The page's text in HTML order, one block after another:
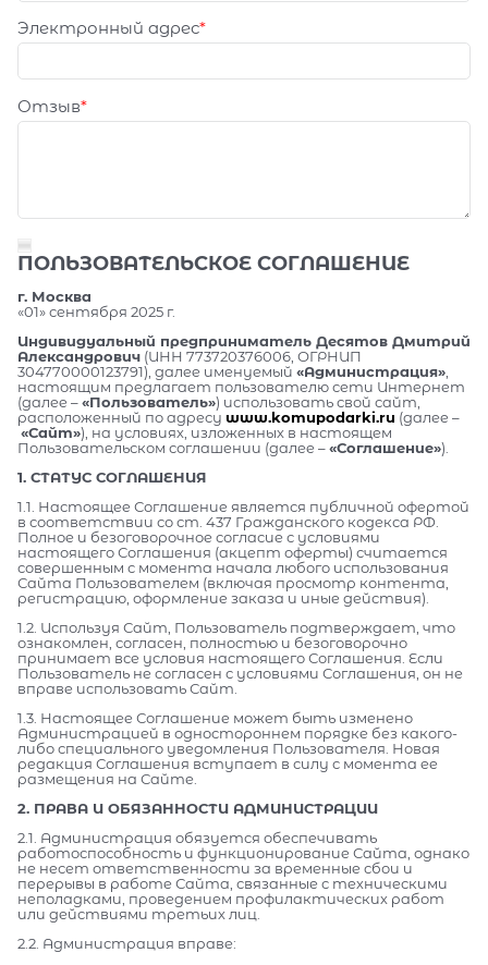
Электронный адрес
Отзыв
ПОЛЬЗОВАТЕЛЬСКОЕ СОГЛАШЕНИЕ
г. Москва
«01» сентября 2025 г.
Индивидуальный предприниматель Десятов Дмитрий
Александрович (ИНН 773720376006, ОГРНИП
304770000123791), далее именуемый «Администрация»
настоящим предлагает пользователю сети Интернет
(далее –«Пользователь») использовать свой сайт,
расположенный по адресу www.komupodarki.ru (далее –
«Сайт»), на условиях, изложенных в настоящем
Пользовательском соглашении (далее –«Соглашение»).
1. СТАТУС СОГЛАШЕНИЯ
1.1. Настоящее Соглашение является публичной офертой
в соответствии со ст. 437 Гражданского кодекса РФ.
Полное и безоговорочное согласие с условиями
настоящего Соглашения (акцепт оферты) считается
совершенным с момента начала любого использования
Сайта Пользователем (включая просмотр контента,
регистрацию, оформление заказа и иные действия).
1.2. Используя Сайт, Пользователь подтверждает, что
ознакомлен, согласен, полностью и безоговорочно
принимает все условия настоящего Соглашения. Если
Пользователь не согласен с условиями Соглашения, он не
вправе использовать Сайт.
1.3. Настоящее Соглашение может быть изменено
Администрацией в одностороннем порядке без какого-
либо специального уведомления Пользователя. Новая
редакция Соглашения вступает в силу с момента ее
размещения на Сайте.
2. ПРАВА И ОБЯЗАННОСТИ АДМИНИСТРАЦИИ
2.1. Администрация обязуется обеспечивать
работоспособность и функционирование Сайта, однако
не несет ответственности за временные сбои и
перерывы в работе Сайта, связанные с техническими
неполадками, проведением профилактических работ
или действиями третьих лиц.
2.2. Администрация вправе: